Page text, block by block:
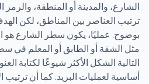
الشارع، والمدينة أو المنطقة،
ترتيب العناصر بين المناطق، لكن
بوضوح. عمليًا، يكون سطر الشارع هو
مثل الشقة أو الطابق أو المعلم في
التالية الشكل الأكثر شيوعًا لكتابة
أساسية لعمليات البريد. كما أن